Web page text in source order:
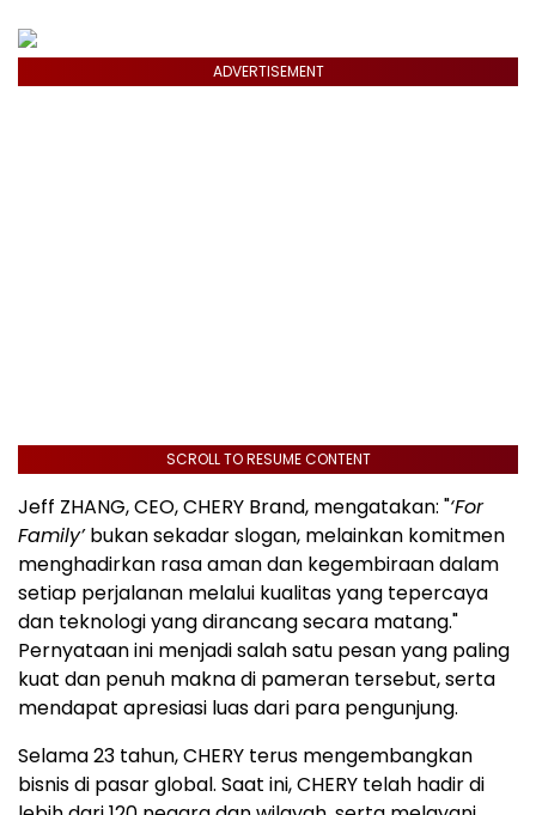
ADVERTISEMENT
SCROLL TO RESUME CONTENT
Jeff ZHANG, CEO, CHERY Brand, mengatakan: "‘For
Family’bukan sekadar slogan, melainkan komitmen
menghadirkan rasa aman dan kegembiraan dalam
setiap perjalanan melalui kualitas yang tepercaya
dan teknologi yang dirancang secara matang."
Pernyataan ini menjadi salah satu pesan yang paling
kuat dan penuh makna di pameran tersebut, serta
mendapat apresiasi luas dari para pengunjung.
Selama 23 tahun, CHERY terus mengembangkan
bisnis di pasar global. Saat ini, CHERY telah hadir di